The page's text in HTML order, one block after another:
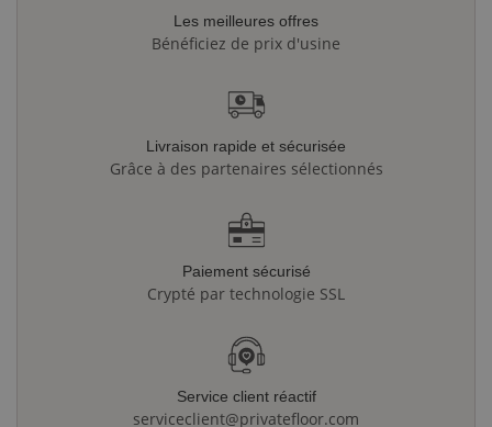
Les meilleures offres
Bénéficiez de prix d'usine
Livraison rapide et sécurisée
Grâce à des partenaires sélectionnés
Paiement sécurisé
Crypté par technologie SSL
Service client réactif
serviceclient@privatefloor.com